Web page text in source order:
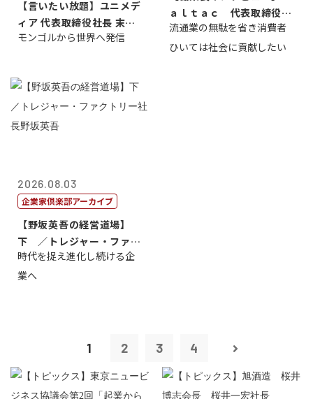
【言いたい放題】ユニメデ
ィア 代表取締役社長 末田
真
モンゴルから世界へ発信
ａｌｔａｃ 代表取締役会
長三木田國夫
流通業の無駄を省き消費者
ひいては社会に貢献したい
2026.08.03
企業家倶楽部アーカイブ
【野坂英吾の経営道場】
下 ／トレジャー・ファク
トリー社長野坂...
時代を捉え進化し続ける企
業へ
1 2 3 4